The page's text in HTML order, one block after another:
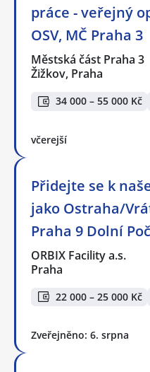
práce - veřejný
OSV, MČ Praha 3
Městská část Praha 3
Žižkov, Praha
34 000 – 55 000 Kč
včerejší
Přidejte se k
jako Ostraha/
Praha 9 Dolní
ORBIX Facility a.s.
Praha
22 000 – 25 000 Kč
Zveřejněno: 6. srpna